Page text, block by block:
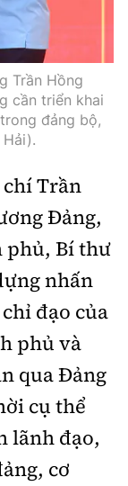
1/4/2025.
Giảng Võ,
có sự
Trần Hồng
cần triển khai
đảng bộ,
Trần
Đảng,
phủ, Bí thư
nhấn
đạo của
phủ và
qua Đảng
cụ thể
lãnh đạo,
cơ